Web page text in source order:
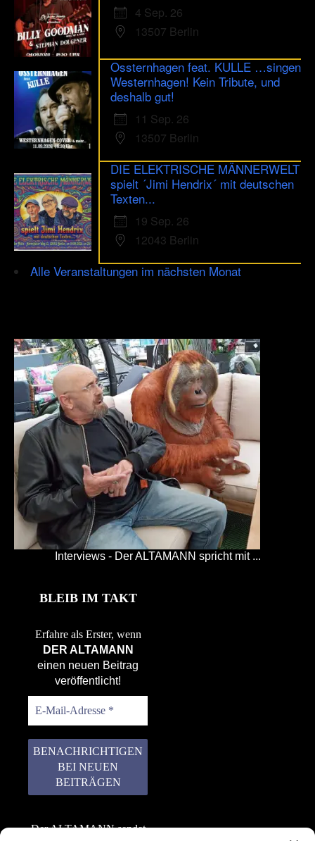
4 Sep. 26
13507 Berlin
Ossternhagen feat. KULLE …singen
Westernhagen! Kein Tribute, und
deshalb gut!
11 Sep. 26
13507 Berlin
DIE ELEKTRISCHE MÄNNERWELT
spielt ´Jimi Hendrix´ mit deutschen
Texten...
19 Sep. 26
12043 Berlin
Alle Veranstaltungen im nächsten Monat
Interviews - Der ALTAMANN spricht mit ...
BLEIB IM TAKT
Erfahre als Erster, wenn
DER ALTAMANN
einen neuen Beitrag
veröffentlicht!
Der ALTAMANN sendet